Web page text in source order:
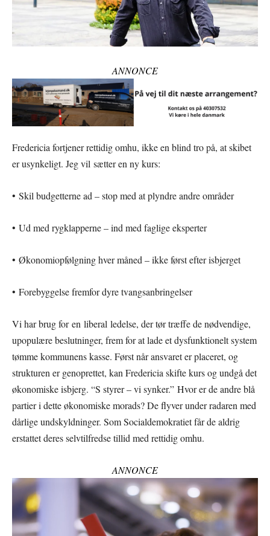
ANNONCE
Fredericia fortjener rettidig omhu, ikke en blind tro på, at skibet
er usynkeligt. Jeg vil sætter en ny kurs:
• Skil budgetterne ad – stop med at plyndre andre områder
• Ud med rygklapperne – ind med faglige eksperter
• Økonomiopfølgning hver måned – ikke først efter isbjerget
• Forebyggelse fremfor dyre tvangsanbringelser
Vi har brug for en liberal ledelse, der tør træffe de nødvendige,
upopulære beslutninger, frem for at lade et dysfunktionelt system
tømme kommunens kasse. Først når ansvaret er placeret, og
strukturen er genoprettet, kan Fredericia skifte kurs og undgå det
økonomiske isbjerg. “S styrer – vi synker.” Hvor er de andre blå
partier i dette økonomiske morads? De flyver under radaren med
dårlige undskyldninger. Som Socialdemokratiet får de aldrig
erstattet deres selvtilfredse tillid med rettidig omhu.
ANNONCE